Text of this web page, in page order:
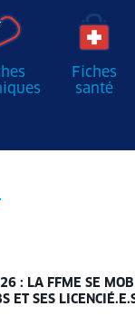
Fiches
santé
: LA FFME SE
ET SES